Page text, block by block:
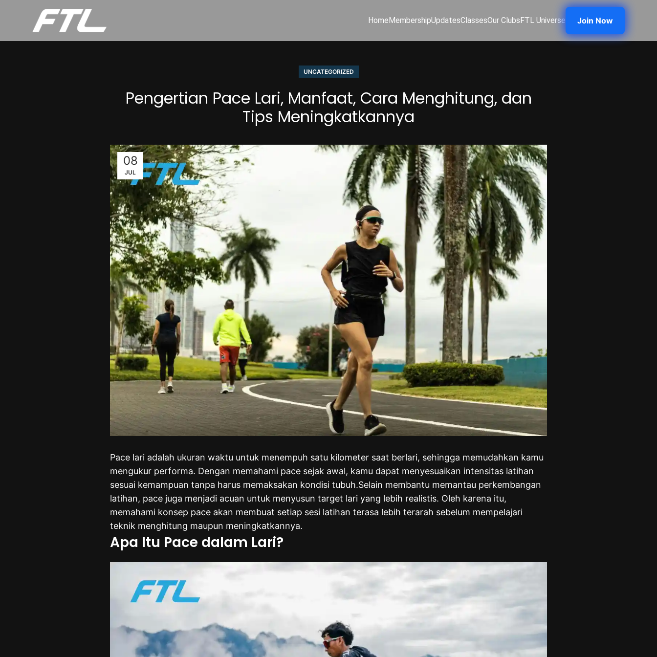
HomeMembershipUpdatesClassesOur ClubsFTL Universe Join Now
UNCATEGORIZED
Pengertian Pace Lari, Manfaat, Cara Menghitung, dan
Tips Meningkatkannya
08
JUL
Pace lari adalah ukuran waktu untuk menempuh satu kilometer saat berlari, sehingga memudahkan kamu
mengukur performa. Dengan memahami pace sejak awal, kamu dapat menyesuaikan intensitas latihan
sesuai kemampuan tanpa harus memaksakan kondisi tubuh.Selain membantu memantau perkembangan
latihan, pace juga menjadi acuan untuk menyusun target lari yang lebih realistis. Oleh karena itu,
memahami konsep pace akan membuat setiap sesi latihan terasa lebih terarah sebelum mempelajari
teknik menghitung maupun meningkatkannya.
Apa Itu Pace dalam Lari?